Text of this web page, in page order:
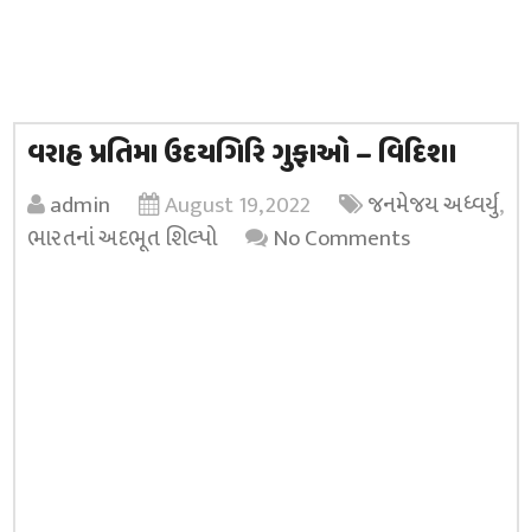
વરાહ પ્રતિમા ઉદયગિરિ ગુફાઓ – વિદિશા
admin August 19, 2022 જનમેજય અધ્વર્યુ,
ભારતનાં અદભૂત શિલ્પો
No Comments